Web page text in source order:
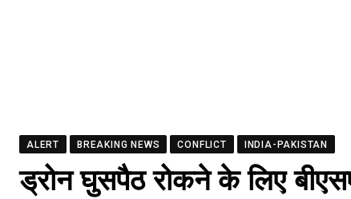
ALERT BREAKING NEWS CONFLICT INDIA-PAKISTAN
ड्रोन घुसपैठ रोकने के लिए